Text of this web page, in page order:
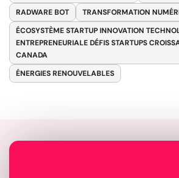
RADWARE BOT
TRANSFORMATION
ÉCOSYSTÈME STARTUP INNOVATION
ENTREPRENEURIALE DÉFIS STARTUPS
CANADA
ÉNERGIES RENOUVELABLES